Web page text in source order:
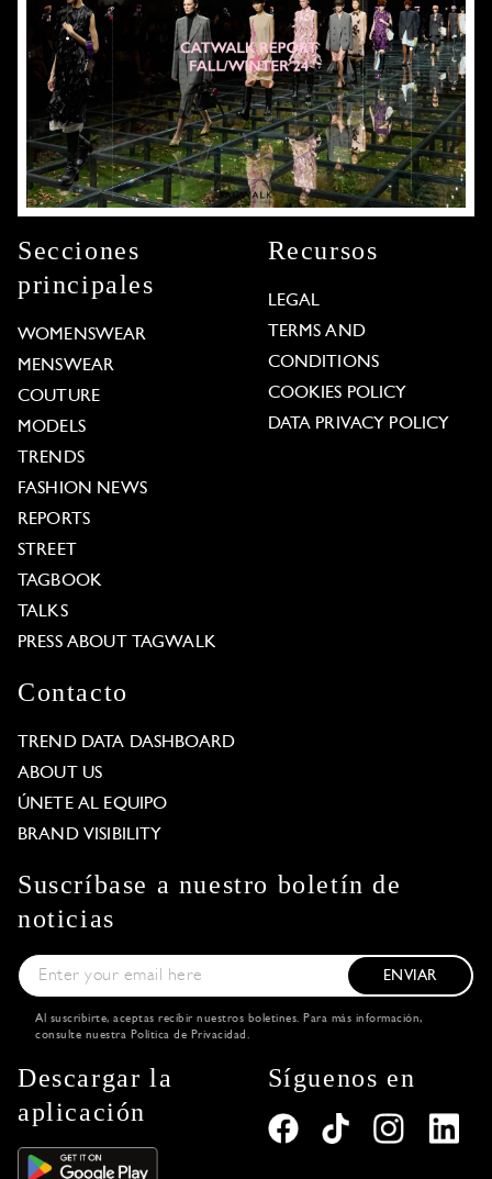
Secciones
principales
WOMENSWEAR
MENSWEAR
COUTURE
MODELS
TRENDS
FASHION NEWS
REPORTS
STREET
TAGBOOK
TALKS
PRESS ABOUT TAGWALK
Recursos
LEGAL
TERMS AND
CONDITIONS
COOKIES POLICY
DATA PRIVACY POLICY
Contacto
TREND DATA DASHBOARD
ABOUT US
ÚNETE AL EQUIPO
BRAND VISIBILITY
Suscríbase a nuestro boletín de
noticias
ENVIAR
Al suscribirte, aceptas recibir nuestros boletines. Para más información,
consulte nuestra Política de Privacidad .
Descargar la
aplicación
Síguenos en